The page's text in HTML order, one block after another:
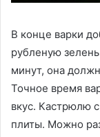
В конце варки
рубленую
минут, она
Точное время
вкус. Кастрюлю
плиты. Можно